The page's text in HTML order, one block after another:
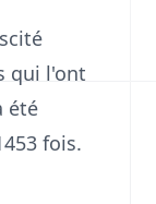
qui l'ont
été
fois.